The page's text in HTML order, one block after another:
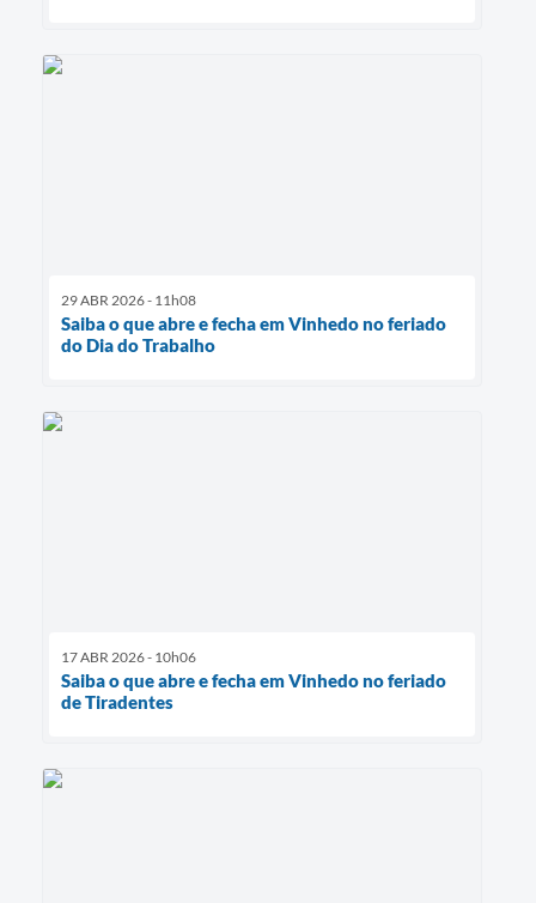
29 ABR 2026 - 11h08
Saiba o que abre e fecha em Vinhedo no feriado
do Dia do Trabalho
17 ABR 2026 - 10h06
Saiba o que abre e fecha em Vinhedo no feriado
de Tiradentes